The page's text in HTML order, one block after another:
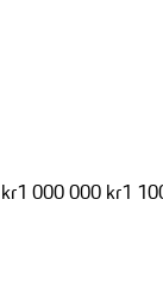
1 000 000 kr1